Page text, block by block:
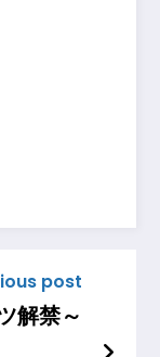
post
解禁～